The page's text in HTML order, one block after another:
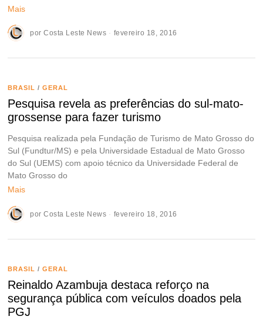
Mais
porCosta Leste News fevereiro 18, 2016
BRASIL / GERAL
Pesquisa revela as preferências do sul-mato-
grossense para fazer turismo
Pesquisa realizada pela Fundação de Turismo de Mato Grosso do
Sul (Fundtur/MS) e pela Universidade Estadual de Mato Grosso
do Sul (UEMS) com apoio técnico da Universidade Federal de
Mato Grosso do
Mais
porCosta Leste News fevereiro 18, 2016
BRASIL / GERAL
Reinaldo Azambuja destaca reforço na
segurança pública com veículos doados pela
PGJ